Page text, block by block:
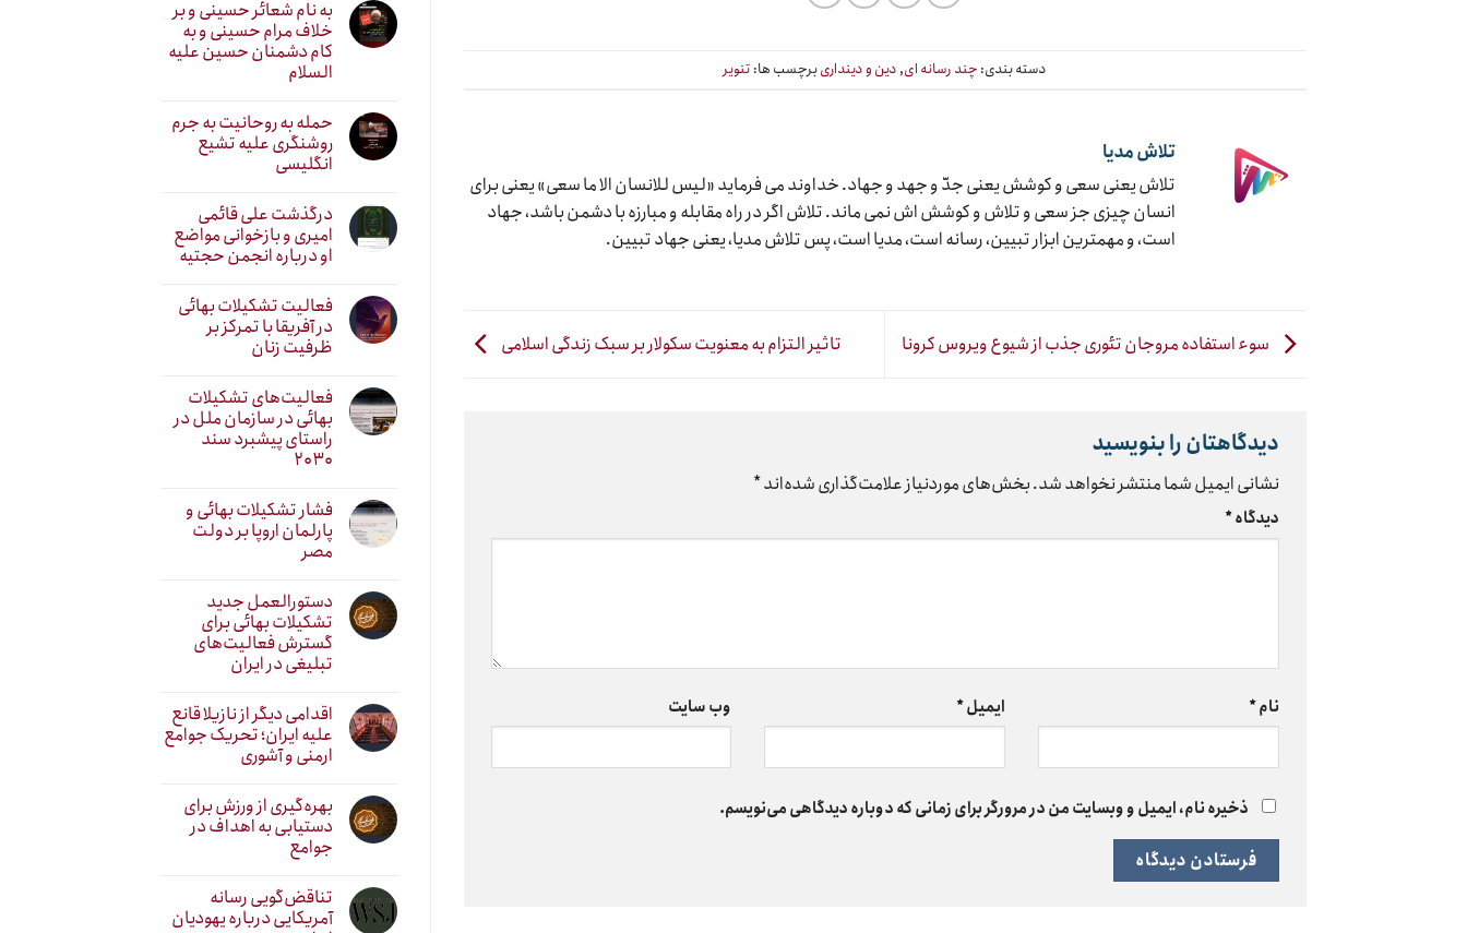
دسته بندی: چند رسانه ای, دین و دینداریبرچسب ها: تنویر
تلاش مدیا
تلاش یعنی سعی و کوشش یعنی جدّ و جهد و جهاد. خداوند می فرماید «لیس للانسان الا ما سعی» یعنی برای
انسان چیزی جز سعی و تلاش و کوشش اش نمی ماند. تلاش اگر در راه مقابله و مبارزه با دشمن باشد، جهاد
است، و مهمترین ابزار تبیین، رسانه است، مدیا است، پس تلاش مدیا، یعنی جهاد تبیین.
سوء استفاده مروجان تئوری جذب از شیوع ویروس کرونا تاثیر التزام به معنویت سکولار بر سبک زندگی اسلامی
دیدگاهتان را بنویسید
نشانی ایمیل شما منتشر نخواهد شد.بخش‌های موردنیاز علامت‌گذاری شده‌اند*
دیدگاه*
نام* ایمیل* وب‌ سایت
ذخیره نام، ایمیل و وبسایت من در مرورگر برای زمانی که دوباره دیدگاهی می‌نویسم.
به نام شعائر حسینی و بر
خلاف مرام حسینی و به
کام دشمنان حسین علیه
السلام
حمله به روحانیت به جرم
روشنگری علیه تشیع
انگلیسی
درگذشت علی قائمی
امیری و بازخوانی مواضع
او درباره انجمن حجتیه
فعالیت تشکیلات بهائی
در آفریقا با تمرکز بر
ظرفیت زنان
فعالیت‌های تشکیلات
بهائی در سازمان ملل در
راستای پیشبرد سند
۲۰۳۰
فشار تشکیلات بهائی و
پارلمان اروپا بر دولت
مصر
دستورالعمل جدید
تشکیلات بهائی برای
گسترش فعالیت‌های
تبلیغی در ایران
اقدامی دیگر از نازیلا قانع
علیه ایران؛ تحریک جوامع
ارمنی و آشوری
بهره‌گیری از ورزش برای
دستیابی به اهداف در
جوامع
تناقض‌گویی رسانه
آمریکایی درباره یهودیان